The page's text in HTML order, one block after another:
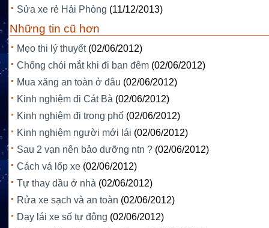
Sửa xe rẻ Hải Phòng (11/12/2013)
Những tin cũ hơn
Mẹo thi lý thuyết (02/06/2012)
Chống chói mắt khi đi ban đêm (02/06/2012)
Mua xăng an toàn ở đâu (02/06/2012)
Kinh nghiệm đi Cát Bà (02/06/2012)
Kinh nghiệm đi trong phố (02/06/2012)
Kinh nghiệm người mới lái (02/06/2012)
Sau 2 vạn nên bảo dưỡng ntn ? (02/06/2012)
Cách vá lốp xe (02/06/2012)
Tự thay dầu ở nhà (02/06/2012)
Rửa xe sạch và an toàn (02/06/2012)
Dạy lái xe số tự động (02/06/2012)